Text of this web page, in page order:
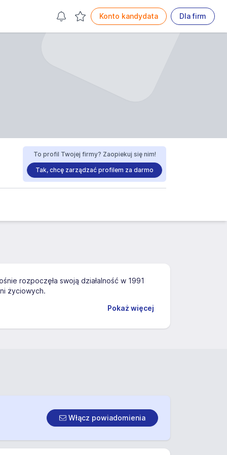
Konto kandydata Dla firm
To profil Twojej firmy? Zaopiekuj się nim!
Tak, chcę zarządzać profilem za darmo
rozpoczęła swoją działalność w 1991
życiowych.
Pokaż więcej
Włącz powiadomienia